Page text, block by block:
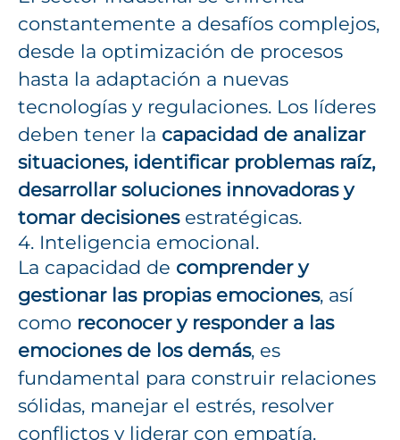
constantemente a desafíos complejos,
desde la optimización de procesos
hasta la adaptación a nuevas
tecnologías y regulaciones. Los líderes
deben tener la capacidad de analizar
situaciones, identificar problemas raíz,
desarrollar soluciones innovadoras y
tomar decisionesestratégicas.
4. Inteligencia emocional.
La capacidad de comprender y
gestionar las propias emociones, así
como reconocer y responder a las
emociones de los demás, es
fundamental para construir relaciones
sólidas, manejar el estrés, resolver
conflictos y liderar con empatía.